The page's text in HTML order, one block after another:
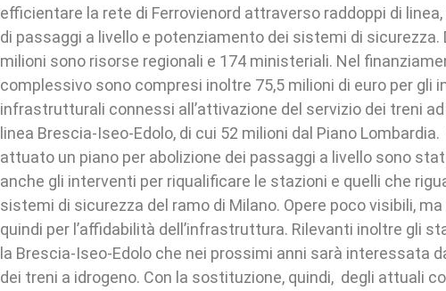
efficientare la rete di Ferrovienord attraverso raddoppi di
di passaggi a livello e potenziamento dei sistemi di sicurezza.
milioni sono risorse regionali e 174 ministeriali. Nel
complessivo sono compresi inoltre 75,5 milioni di euro per gli
infrastrutturali connessi all’attivazione del servizio dei treni
linea Brescia-Iseo-Edolo, di cui 52 milioni dal Piano
attuato un piano per abolizione dei passaggi a livello sono
anche gli interventi per riqualificare le stazioni e quelli che
sistemi di sicurezza del ramo di Milano. Opere poco visibili,
quindi per l’affidabilità dell’infrastruttura. Rilevanti inoltre gli
la Brescia-Iseo-Edolo che nei prossimi anni sarà interessata
dei treni a idrogeno. Con la sostituzione, quindi, degli attuali